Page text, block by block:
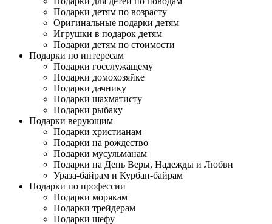
Подарки детям по возрасту
Оригинальные подарки детям
Игрушки в подарок детям
Подарки детям по стоимости
Подарки по интересам
Подарки госслужащему
Подарки домохозяйке
Подарки дачнику
Подарки шахматисту
Подарки рыбаку
Подарки верующим
Подарки христианам
Подарки на рождество
Подарки мусульманам
Подарки на День Веры, Надежды и Любви
Ураза-байрам и Курбан-байрам
Подарки по профессии
Подарки морякам
Подарки трейдерам
Подарки шефу